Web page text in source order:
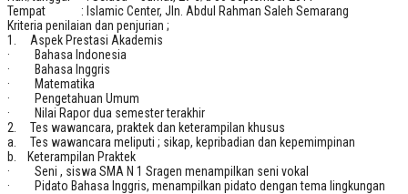
Tempat : Islamic Center, Jln. Abdul Rahman Saleh Semarang
Kriteria penilaian dan penjurian ;
1. Aspek Prestasi Akademis
· Bahasa Indonesia
· Bahasa Inggris
· Matematika
· Pengetahuan Umum
· Nilai Rapor dua semester terakhir
2. Tes wawancara, praktek dan keterampilan khusus
a. Tes wawancara meliputi ; sikap, kepribadian dan kepemimpinan
b. Keterampilan Praktek
· Seni , siswa SMA N 1 Sragen menampilkan seni vokal
· Pidato Bahasa Inggris, menampilkan pidato dengan tema lingkungan